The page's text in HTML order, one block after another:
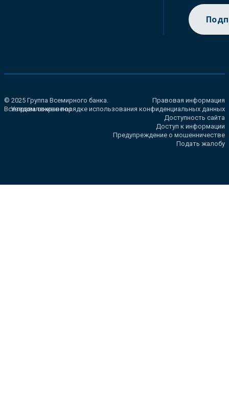
© 2025 Группа Всемирного банка.
Все права сохранены.
Правовая информация
Уведомление о порядке использования конфиденциальных данных
Доступность сайта
Доступ к информации
Предупреждение о мошенничестве
Подать жалобу